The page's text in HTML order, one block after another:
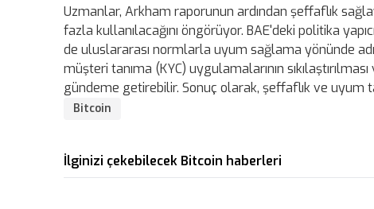
Uzmanlar, Arkham raporunun ardından şeffaflık
fazla kullanılacağını öngörüyor. BAE'deki politika
de uluslararası normlarla uyum sağlama yönünde
müşteri tanıma (KYC) uygulamalarının
gündeme getirebilir. Sonuç olarak, şeffaflık ve
Bitcoin
İlginizi çekebilecek Bitcoin haberleri